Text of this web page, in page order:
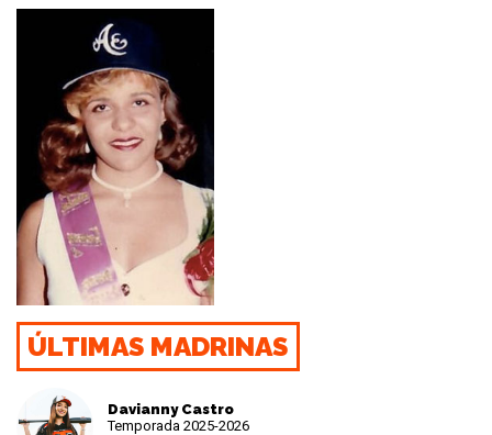
ÚLTIMAS MADRINAS
Davianny Castro
Temporada 2025-2026